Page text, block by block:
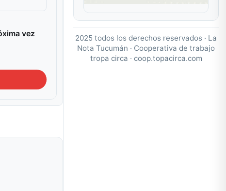
vez
2025 todos los derechos reservados · La
Nota Tucumán · Cooperativa de trabajo
tropa circa · coop.topacirca.com